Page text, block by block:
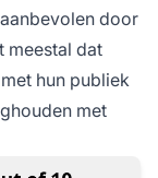
door
meestal dat
hun publiek
met